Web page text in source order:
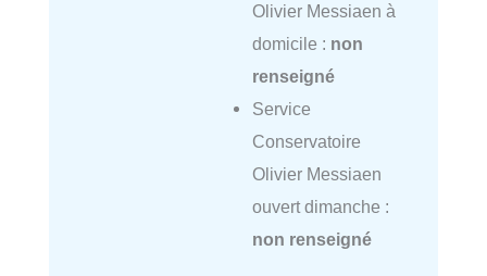
Olivier Messiaen à
domicile : non
renseigné
Service
Conservatoire
Olivier Messiaen
ouvert dimanche :
non renseigné